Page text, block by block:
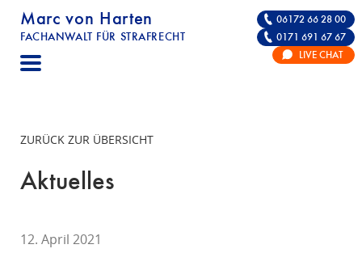
Marc von Harten
FACHANWALT FÜR STRAFRECHT
STRAFRECHT | RECHTSANWALT FÜR DIE
06172 66 28 00
0171 691 67 67
LIVE CHAT
ZURÜCK ZUR ÜBERSICHT
Aktuelles
12. April 2021